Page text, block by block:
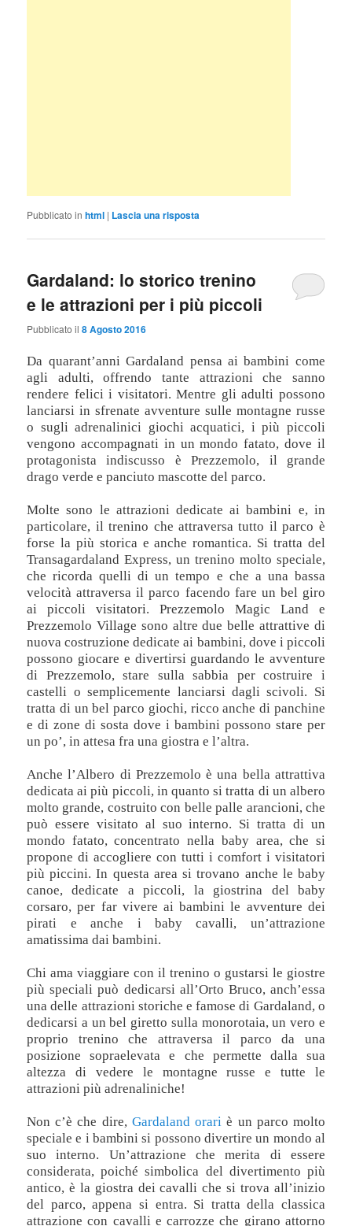
Pubblicato in html | Lascia una risposta
Gardaland: lo storico trenino
e le attrazioni per i più piccoli
Pubblicato il8 Agosto 2016
Da quarant’anni Gardaland pensa ai bambini come
agli adulti, offrendo tante attrazioni che sanno
rendere felici i visitatori. Mentre gli adulti possono
lanciarsi in sfrenate avventure sulle montagne russe
o sugli adrenalinici giochi acquatici, i più piccoli
vengono accompagnati in un mondo fatato, dove il
protagonista indiscusso è Prezzemolo, il grande
drago verde e panciuto mascotte del parco.
Molte sono le attrazioni dedicate ai bambini e, in
particolare, il trenino che attraversa tutto il parco è
forse la più storica e anche romantica. Si tratta del
Transagardaland Express, un trenino molto speciale,
che ricorda quelli di un tempo e che a una bassa
velocità attraversa il parco facendo fare un bel giro
ai piccoli visitatori. Prezzemolo Magic Land e
Prezzemolo Village sono altre due belle attrattive di
nuova costruzione dedicate ai bambini, dove i piccoli
possono giocare e divertirsi guardando le avventure
di Prezzemolo, stare sulla sabbia per costruire i
castelli o semplicemente lanciarsi dagli scivoli. Si
tratta di un bel parco giochi, ricco anche di panchine
e di zone di sosta dove i bambini possono stare per
un po’, in attesa fra una giostra e l’altra.
Anche l’Albero di Prezzemolo è una bella attrattiva
dedicata ai più piccoli, in quanto si tratta di un albero
molto grande, costruito con belle palle arancioni, che
può essere visitato al suo interno. Si tratta di un
mondo fatato, concentrato nella baby area, che si
propone di accogliere con tutti i comfort i visitatori
più piccini. In questa area si trovano anche le baby
canoe, dedicate a piccoli, la giostrina del baby
corsaro, per far vivere ai bambini le avventure dei
pirati e anche i baby cavalli, un’attrazione
amatissima dai bambini.
Chi ama viaggiare con il trenino o gustarsi le giostre
più speciali può dedicarsi all’Orto Bruco, anch’essa
una delle attrazioni storiche e famose di Gardaland, o
dedicarsi a un bel giretto sulla monorotaia, un vero e
proprio trenino che attraversa il parco da una
posizione sopraelevata e che permette dalla sua
altezza di vedere le montagne russe e tutte le
attrazioni più adrenaliniche!
Non c’è che dire, Gardaland orari è un parco molto
speciale e i bambini si possono divertire un mondo al
suo interno. Un’attrazione che merita di essere
considerata, poiché simbolica del divertimento più
antico, è la giostra dei cavalli che si trova all’inizio
del parco, appena si entra. Si tratta della classica
attrazione con cavalli e carrozze che girano attorno